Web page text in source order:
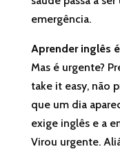
emergência.
Aprender inglês
Mas é urgente?
take it easy, não
que um dia
exige inglês e a
Virou urgente.